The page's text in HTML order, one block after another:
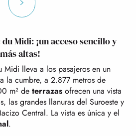
Midi: ¡un acceso sencillo y
altas!
lleva a los pasajeros en un
la cumbre, a 2.877 metros de
m² de terrazas ofrecen una vista
las grandes llanuras del Suroeste y
Central. La vista es única y el
.